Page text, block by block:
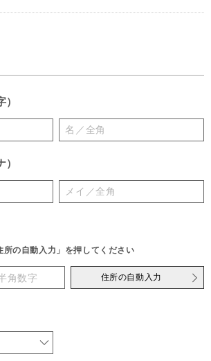
の自動入力」を押してください
住所の自動入力